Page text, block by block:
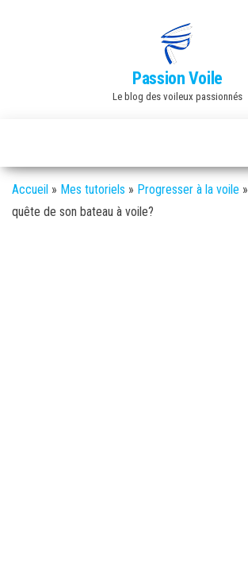
Passion Voile
Le blog des voileux passionnés
Accueil » Mes tutoriels » Progresser à la voile »
quête de son bateau à voile?